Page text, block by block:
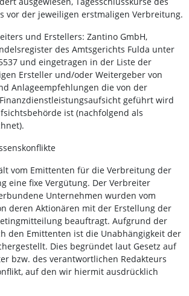
vor der jeweiligen erstmaligen Verbreitung.
und Erstellers: Zantino GmbH,
des Amtsgerichts Fulda unter
und eingetragen in der Liste der
Ersteller und/oder Weitergeber von
Anlageempfehlungen die von der
geführt wird
ist (nachfolgend als
vom Emittenten für die Verbreitung der
eine fixe Vergütung. Der Verbreiter
Unternehmen wurden vom
deren Aktionären mit der Erstellung der
beauftragt. Aufgrund der
den Emittenten ist die Unabhängigkeit der
Dies begründet laut Gesetz auf
bzw. des verantwortlichen Redakteurs
auf den wir hiermit ausdrücklich